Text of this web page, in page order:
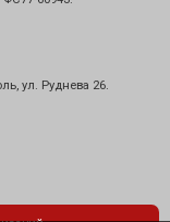
ул. Руднева 26.